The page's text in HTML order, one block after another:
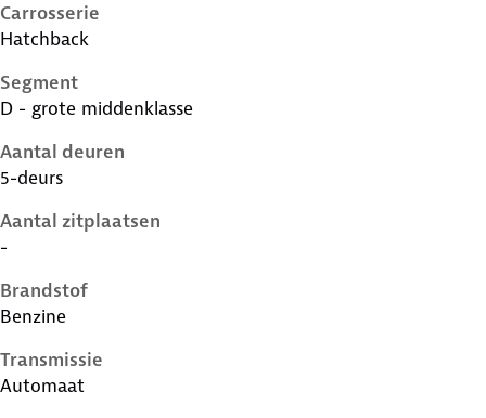
Carrosserie
Hatchback
Segment
D - grote middenklasse
Aantal deuren
5-deurs
Aantal zitplaatsen
-
Brandstof
Benzine
Transmissie
Automaat